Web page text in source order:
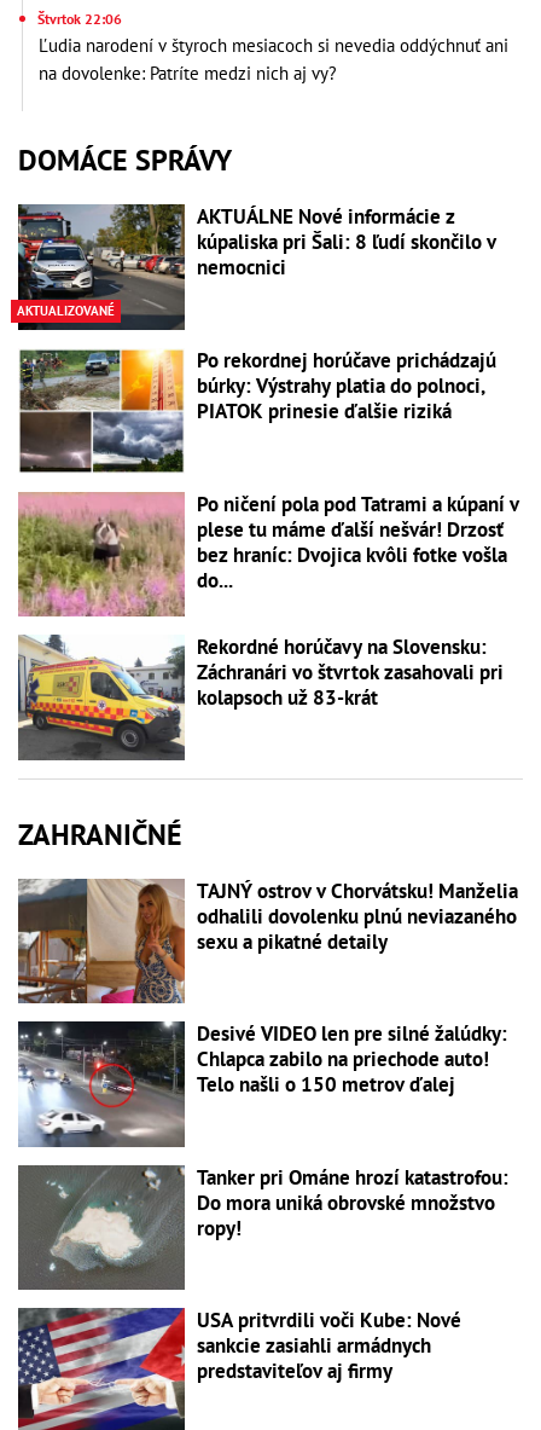
Štvrtok 22:06
Ľudia narodení v štyroch mesiacoch si nevedia oddýchnuť ani
na dovolenke: Patríte medzi nich aj vy?
DOMÁCE SPRÁVY
AKTUALIZOVANÉ
AKTUÁLNE Nové informácie z
kúpaliska pri Šali: 8 ľudí skončilo v
nemocnici
Po rekordnej horúčave prichádzajú
búrky: Výstrahy platia do polnoci,
PIATOK prinesie ďalšie riziká
Po ničení pola pod Tatrami a kúpaní v
plese tu máme ďalší nešvár! Drzosť
bez hraníc: Dvojica kvôli fotke vošla
do...
Rekordné horúčavy na Slovensku:
Záchranári vo štvrtok zasahovali pri
kolapsoch už 83-krát
ZAHRANIČNÉ
TAJNÝ ostrov v Chorvátsku! Manželia
odhalili dovolenku plnú neviazaného
sexu a pikatné detaily
Desivé VIDEO len pre silné žalúdky:
Chlapca zabilo na priechode auto!
Telo našli o 150 metrov ďalej
Tanker pri Ománe hrozí katastrofou:
Do mora uniká obrovské množstvo
ropy!
USA pritvrdili voči Kube: Nové
sankcie zasiahli armádnych
predstaviteľov aj firmy